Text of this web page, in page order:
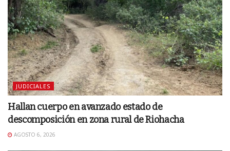
JUDICIALES
Hallan cuerpo en avanzado estado de
descomposición en zona rural de Riohacha
AGOSTO 6, 2026